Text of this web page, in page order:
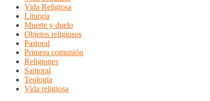
Vida Religiosa
Liturgia
Muerte y duelo
Objetos religiosos
Pastoral
Primera comunión
Religiones
Santoral
Teología
Vida religiosa